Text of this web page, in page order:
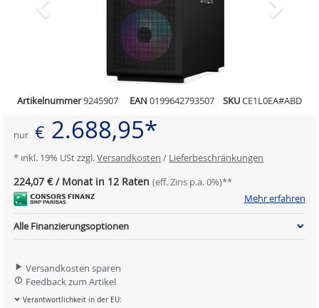
Artikelnummer9245907 EAN 0199642793507 SKUCE1L0EA#ABD
nur € 2.688,95*
* inkl. 19% USt zzgl.Versandkosten / Lieferbeschränkungen
224,07 € / Monat in 12 Raten (eff. Zins p.a. 0%)**
Mehr erfahren
Alle Finanzierungsoptionen
Versandkosten sparen
Feedback zum Artikel
Verantwortlichkeit in der EU: